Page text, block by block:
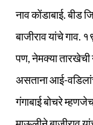
नाव कोंडाबाई. बीड
बाजीराव यांचे गाव.
पण, नेमक्‍या तारखेची
असताना आई-
गंगाबाई बोचरे